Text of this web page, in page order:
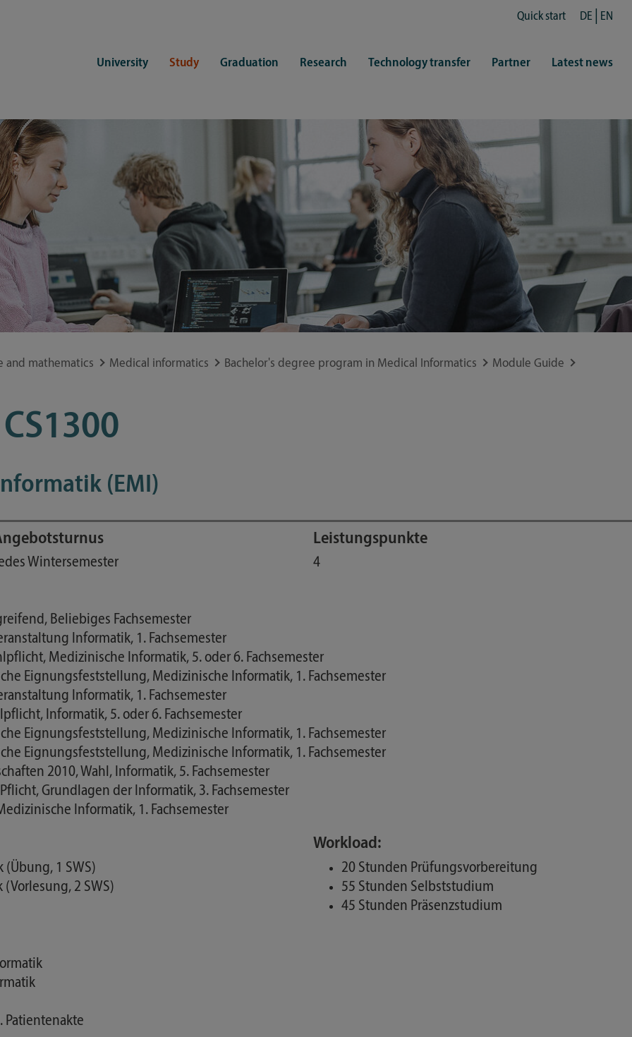
Quick start DE EN
University Study
Student advisory service
counseling
Staying abroad
opportunities and family
and disability
International Office
First semester information
Hinweise zur Einschreibung
Re-registration
Exams
Student ID card Uni Lübeck App
Regulations and laws
Study guide
Financing
Living
Commitment & Culture
University Library (ZHB)
Study healthy
University sports
Graduation
of Medicine Training programmes
Forms and statutes
Registration with CDSL
Doctoral scholarships
Research Technology transfer Partner Latest news
and mathematics Medical informatics Bachelor's degree program in Medical Informatics
Module Guide
(EMI)
Wintersemester
Leistungspunkte
4
Beliebiges Fachsemester
Informatik, 1. Fachsemester
Medizinische Informatik, 5. oder 6. Fachsemester
Eignungsfeststellung, Medizinische Informatik, 1. Fachsemester
Informatik, 1. Fachsemester
Informatik, 5. oder 6. Fachsemester
Eignungsfeststellung, Medizinische Informatik, 1. Fachsemester
Eignungsfeststellung, Medizinische Informatik, 1. Fachsemester
2010, Wahl, Informatik, 5. Fachsemester
Grundlagen der Informatik, 3. Fachsemester
Informatik, 1. Fachsemester
1 SWS)
2 SWS)
Workload:
20 Stunden Prüfungsvorbereitung
55 Stunden Selbststudium
45 Stunden Präsenzstudium